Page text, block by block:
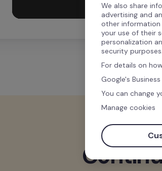
We also share
advertising and
other
your use of their
personalization
security purposes.
For details on
Google's
You can change
Manage cookies